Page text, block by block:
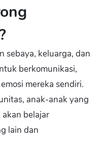
sebaya, keluarga, dan
berkomunikasi,
mereka sendiri.
anak-anak yang
belajar
lain dan